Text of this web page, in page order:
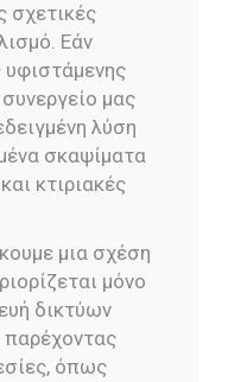
σχετικές
Εάν
μας
λύση
σκαψίματα
κτιριακές
μια σχέση
μόνο
δικτύων
παρέχοντας
όπως